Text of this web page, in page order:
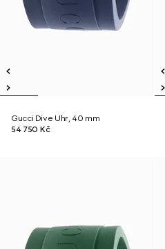
Gucci Dive Uhr, 40 mm
54 750 Kč